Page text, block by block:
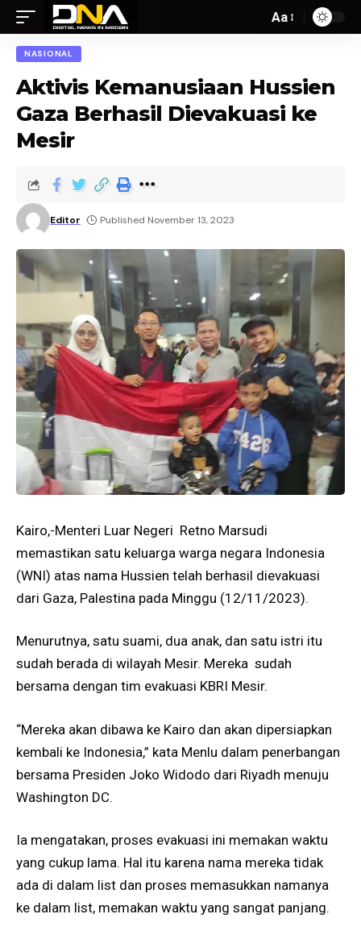
Aa
NASIONAL
Aktivis Kemanusiaan Hussien
Gaza Berhasil Dievakuasi ke
Mesir
Editor Published November 13, 2023
Kairo,-Menteri Luar Negeri Retno Marsudi
memastikan satu keluarga warga negara Indonesia
(WNI) atas nama Hussien telah berhasil dievakuasi
dari Gaza, Palestina pada Minggu (12/11/2023).
Menurutnya, satu suami, dua anak, dan satu istri itu
sudah berada di wilayah Mesir. Mereka sudah
bersama dengan tim evakuasi KBRI Mesir.
“Mereka akan dibawa ke Kairo dan akan dipersiapkan
kembali ke Indonesia,” kata Menlu dalam penerbangan
bersama Presiden Joko Widodo dari Riyadh menuju
Washington DC.
Ia mengatakan, proses evakuasi ini memakan waktu
yang cukup lama. Hal itu karena nama mereka tidak
ada di dalam list dan proses memasukkan namanya
ke dalam list, memakan waktu yang sangat panjang.